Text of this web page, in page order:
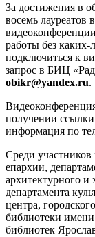
За достижения в
восемь
работы без
подключиться к
запрос в БИЦ
obikr@yandex.ru.
получении
информация по
Среди
епархии,
архитектурного и
департамента
центра,
библиотеки
библиотек